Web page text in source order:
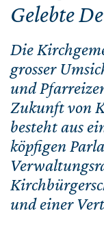
Gelebte
Die
grosser
und
Zukunft von
besteht aus
köpfigen
und einer